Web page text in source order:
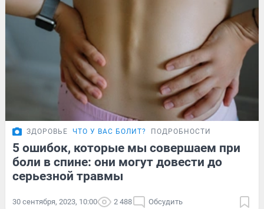
ЗДОРОВЬЕ ЧТО У ВАС БОЛИТ? ПОДРОБНОСТИ
5 ошибок, которые мы совершаем при
боли в спине: они могут довести до
серьезной травмы
30 сентября, 2023, 10:00 2 488 Обсудить